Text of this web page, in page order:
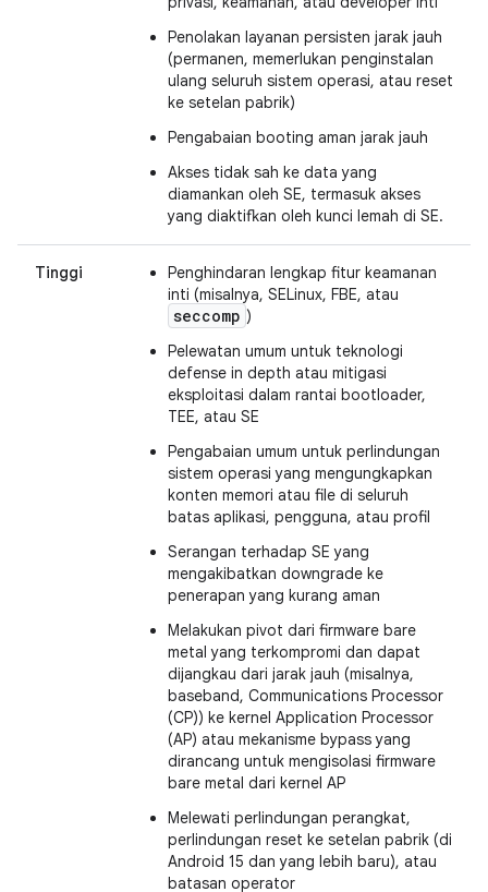
Penolakan layanan persisten jarak jauh
(permanen, memerlukan penginstalan
ulang seluruh sistem operasi, atau reset
ke setelan pabrik)
Pengabaian booting aman jarak jauh
Akses tidak sah ke data yang
diamankan oleh SE, termasuk akses
yang diaktifkan oleh kunci lemah di SE.
Tinggi
Penghindaran lengkap fitur keamanan
inti (misalnya, SELinux, FBE, atau
seccomp )
Pelewatan umum untuk teknologi
defense in depth atau mitigasi
eksploitasi dalam rantai bootloader,
TEE, atau SE
Pengabaian umum untuk perlindungan
sistem operasi yang mengungkapkan
konten memori atau file di seluruh
batas aplikasi, pengguna, atau profil
Serangan terhadap SE yang
mengakibatkan downgrade ke
penerapan yang kurang aman
Melakukan pivot dari firmware bare
metal yang terkompromi dan dapat
dijangkau dari jarak jauh (misalnya,
baseband, Communications Processor
(CP)) ke kernel Application Processor
(AP) atau mekanisme bypass yang
dirancang untuk mengisolasi firmware
bare metal dari kernel AP
Melewati perlindungan perangkat,
perlindungan reset ke setelan pabrik (di
Android 15 dan yang lebih baru), atau
batasan operator